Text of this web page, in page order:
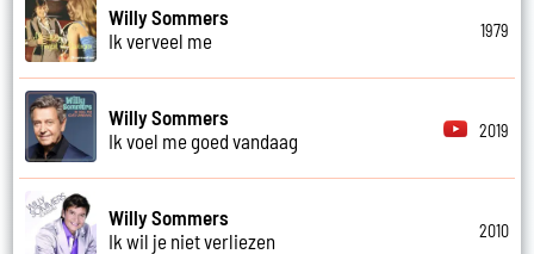
Willy Sommers
Ik verveel me
1979
Willy Sommers
Ik voel me goed vandaag
2019
Willy Sommers
Ik wil je niet verliezen
2010